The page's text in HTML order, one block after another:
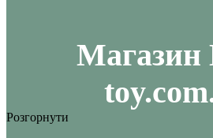
Maгазин
Розгорнути